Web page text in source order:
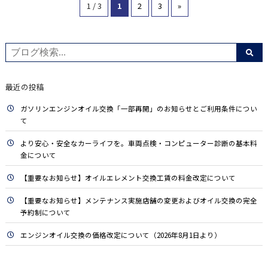
1 / 3 1 2 3 »
最近の投稿
ガソリンエンジンオイル交換「一部再開」のお知らせとご利用条件につい
て
より安心・安全なカーライフを。車両点検・コンピューター診断の基本料
金について
【重要なお知らせ】オイルエレメント交換工賃の料金改定について
【重要なお知らせ】メンテナンス実施店舗の変更およびオイル交換の完全
予約制について
エンジンオイル交換の価格改定について（2026年8月1日より）